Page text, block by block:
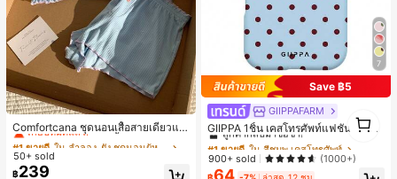
Comfortcana ชุดนอนเสื้อสายเดี่ยวแต่
งระบายและกางเกงขาสั้นสำหรับผู้หญิง
#1 ขายดี
เกือบหมดแล้ว!
#1 ขายดี
เกือบหมดแล้ว!
#1 ขายดี
เกือบหมดแล้ว!
#1 ขายดี
50+ sold
฿239
7
Save ฿5
GIIPPAFARM
GIIPPA 1ชิ้น เคสโทรศัพท์แฟชั่นลายจุด
สีฟ้าอ่อนสีแดงเลือดหมู ฐานสีชมพูอ่อน
พร้อมลายจุดสีเขียว เคสโทรศัพท์ 17 Pr
o Max, เหมาะสำหรับโทรศัพท์ 16 Pro
#1 ขายดี ใน สีชมพู เคสโทรศัพท์
ลูกค้ากลับมาซื้อซ้ำ!
#1 ขายดี ใน สีชมพู เคสโทรศัพท์
ลูกค้ากลับมาซื้อซ้ำ!
#1 ขายดี ใน สีชมพู เคสโทรศัพท์
ลูกค้ากลับมาซื้อซ้ำ!
#1 ขายดี ใน สีชมพู เคสโทรศัพท์
900+ sold (1000+)
1